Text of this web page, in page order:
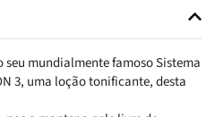
seu mundialmente famoso Sistema
3, uma loção tonificante, desta